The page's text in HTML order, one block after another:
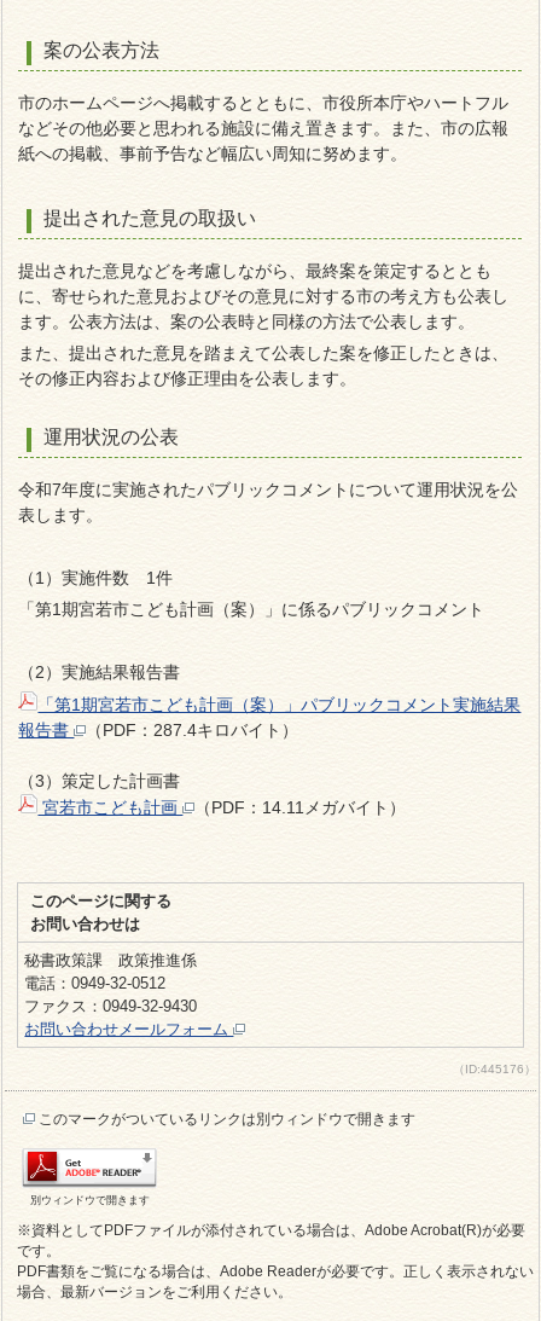
案の公表方法
市のホームページへ掲載するとともに、市役所本庁やハートフル
などその他必要と思われる施設に備え置きます。また、市の広報
紙への掲載、事前予告など幅広い周知に努めます。
提出された意見の取扱い
提出された意見などを考慮しながら、最終案を策定するととも
に、寄せられた意見およびその意見に対する市の考え方も公表し
ます。公表方法は、案の公表時と同様の方法で公表します。
また、提出された意見を踏まえて公表した案を修正したときは、
その修正内容および修正理由を公表します。
運用状況の公表
令和7年度に実施されたパブリックコメントについて運用状況を公
表します。
（1）実施件数 1件
「第1期宮若市こども計画（案）」に係るパブリックコメント
（2）実施結果報告書
「第1期宮若市こども計画（案）」パブリックコメント実施結果
報告書
（PDF：287.4キロバイト）
（3）策定した計画書
宮若市こども計画
（PDF：14.11メガバイト）
このページに関する
お問い合わせは
秘書政策課 政策推進係
電話：0949-32-0512
ファクス：0949-32-9430
お問い合わせメールフォーム
（ID:445176）
このマークがついているリンクは別ウィンドウで開きます
別ウィンドウで開きます
※資料としてPDFファイルが添付されている場合は、Adobe Acrobat(R)が必要
です。
PDF書類をご覧になる場合は、Adobe Readerが必要です。正しく表示されない
場合、最新バージョンをご利用ください。